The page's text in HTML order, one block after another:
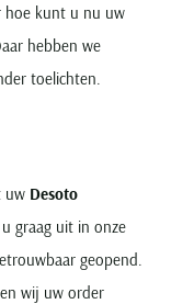
hoe kunt u nu uw
hebben we
toelichten.
uw Desoto
graag uit in onze
geopend.
wij uw order